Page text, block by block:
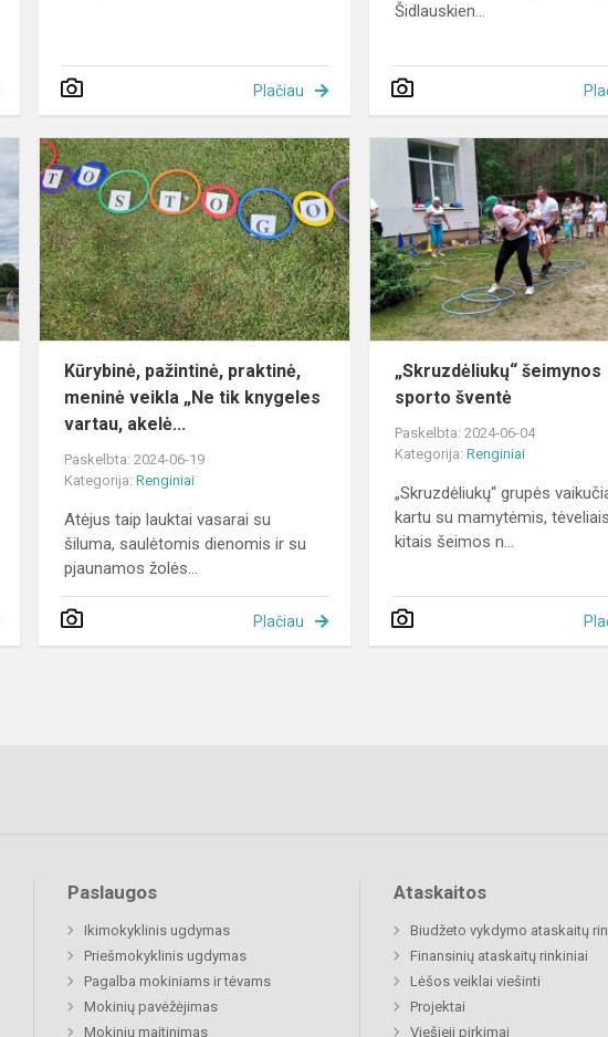
Plačiau
Šidlauskien...
Edukacinę-
pažintinę
kelionę
į
Panevėžį.
Kūrybinė,
pažintinė,
praktinė,
meninė
veikla
„Ne
tik
knygel...
Kūrybinė, pažintinė, praktinė,
meninė veikla „Ne tik knygeles
vartau, akelė...
Paskelbta: 2024-06-19
Kategorija:Renginiai
Atėjus taip lauktai vasarai su
šiluma, saulėtomis dienomis ir su
pjaunamos žolės...
Plačiau
„Skruzdėliukų“ šeimynos
sporto šventė
Paskelbta: 2024-06-04
Kategorija:Renginiai
„Skruzdėliukų“ grupės
kartu su mamytėmis,
kitais šeimos n...
Paslaugos
Ikimokyklinis ugdymas
Priešmokyklinis ugdymas
Pagalba mokiniams ir tėvams
Mokinių pavėžėjimas
Mokinių maitinimas
Ataskaitos
Biudžeto vykdymo ataskaitų
Finansinių ataskaitų rinkiniai
Lėšos veiklai viešinti
Projektai
Viešieji pirkimai